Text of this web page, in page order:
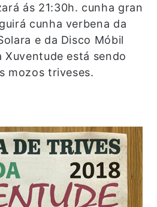
ás 21:30h. cunha gran
cunha verbena da
e da Disco Móbil
Xuventude está sendo
mozos triveses.